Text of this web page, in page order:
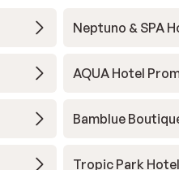
Neptuno & SPA
AQUA Hotel
Bamblue
Tropic Park Hotel